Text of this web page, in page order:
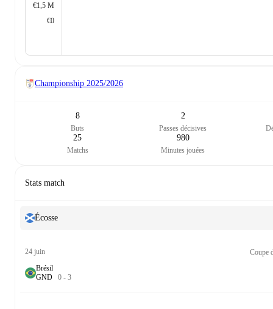
€1,5 M
€0
Championship 2025/2026
8
Buts
2
Passes décisives
25
Matchs
980
Minutes jouées
Stats match
Écosse
24 juin
Coupe
Brésil
GND 0 - 3